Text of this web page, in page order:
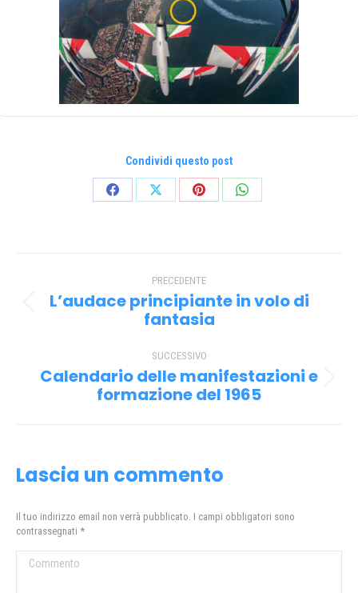
Condividi questo post
CondividiCondividiCondividiCondividi
tra PRECEDENTE
Post
L’audace principiante in volo di
fantasia
SUCCESSIVO
Prossimo
Calendario delle manifestazioni e
formazione del 1965
Lascia un commento
Il tuo indirizzo email non verrà pubblicato. I campi obbligatori sono
contrassegnati *
Commento